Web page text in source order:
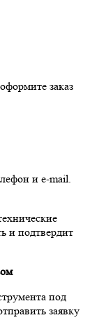
заказ
и e-mail.
и подтвердит
под
заявку